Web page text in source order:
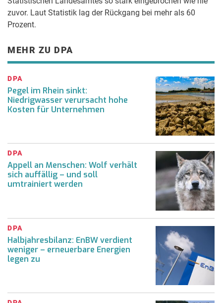
zuvor. Laut Statistik lag der Rückgang bei mehr als 60
Prozent.
MEHR ZU DPA
DPA
Pegel im Rhein sinkt:
Niedrigwasser verursacht hohe
Kosten für Unternehmen
DPA
Appell an Menschen: Wolf verhält
sich auffällig – und soll
umtrainiert werden
DPA
Halbjahresbilanz: EnBW verdient
weniger – erneuerbare Energien
legen zu